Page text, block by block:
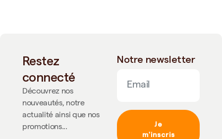
Restez
connecté
Découvrez nos
nouveautés, notre
actualité ainsi que nos
promotions...
Notre newsletter
Je
m'inscris